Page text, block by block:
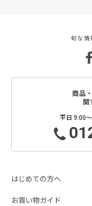
旬な情
商品
関
平日 9:00
はじめての方へ
お買い物ガイド